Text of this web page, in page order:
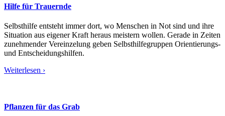
Hilfe für Trauernde
Selbsthilfe entsteht immer dort, wo Menschen in Not sind und ihre
Situation aus eigener Kraft heraus meistern wollen. Gerade in Zeiten
zunehmender Vereinzelung geben Selbsthilfegruppen Orientierungs-
und Entscheidungshilfen.
Weiterlesen ›
Pflanzen für das Grab